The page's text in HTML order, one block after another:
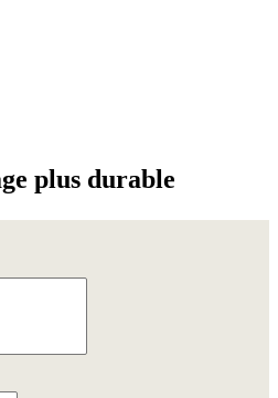
plus durable